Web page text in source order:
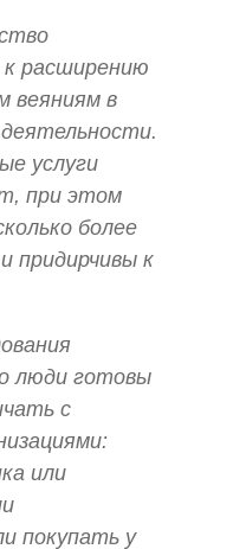
расширению
веяниям в
услуги
при этом
более
придирчивы к
люди готовы
с
или
покупать у